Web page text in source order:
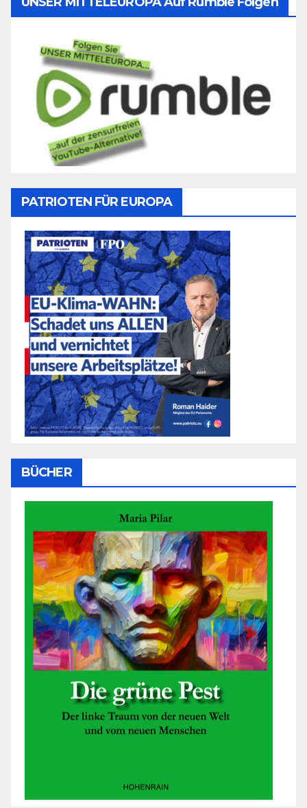
PATRIOTEN FÜR EUROPA
BÜCHER